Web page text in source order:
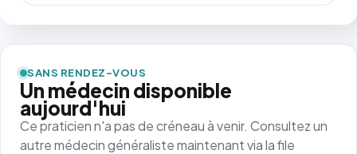
SANS RENDEZ-VOUS
Un médecin disponible
aujourd'hui
Ce praticien n'a pas de créneau à venir. Consultez un
autre médecin généraliste maintenant via la file